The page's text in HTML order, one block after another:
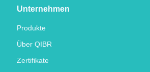
Unternehmen
Produkte
Über QIBR
Zertifikate